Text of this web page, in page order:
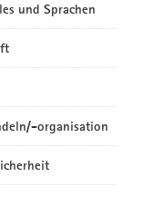
und Sprachen
organisation